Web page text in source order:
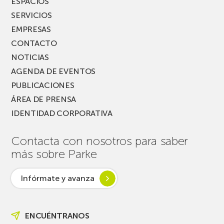
SERVICIOS
EMPRESAS
CONTACTO
NOTICIAS
AGENDA DE EVENTOS
PUBLICACIONES
ÁREA DE PRENSA
IDENTIDAD CORPORATIVA
Contacta con nosotros para saber
más sobre Parke
Infórmate y avanza
ENCUÉNTRANOS